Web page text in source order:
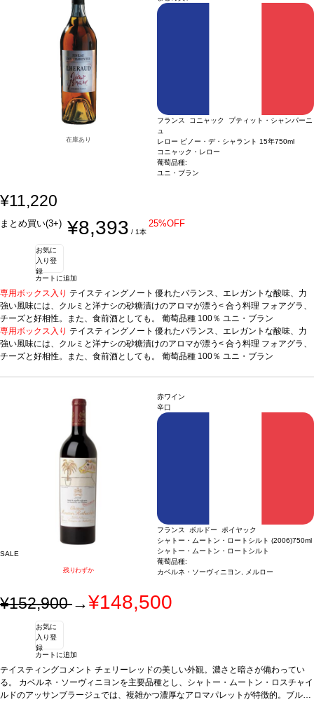
在庫あり
フランス コニャック プティット・シャンパーニ
ュ
レロー ピノー・デ・シャラント 15年750ml
コニャック・レロー
葡萄品種:
ユニ・ブラン
¥11,220
まとめ買い(3+) ¥8,393 / 1本
25%OFF
お気に
入り登
録
カートに追加
専用ボックス入り テイスティングノート優れたバランス、エレガントな酸味、力
強い風味には、クルミと洋ナシの砂糖漬けのアロマが漂う< 合う料理 フォアグラ、
チーズと好相性。また、食前酒としても。 葡萄品種 100％ ユニ・ブラン
専用ボックス入り テイスティングノート優れたバランス、エレガントな酸味、力
強い風味には、クルミと洋ナシの砂糖漬けのアロマが漂う< 合う料理 フォアグラ、
チーズと好相性。また、食前酒としても。 葡萄品種 100％ ユニ・ブラン
SALE
残りわずか
赤ワイン
辛口
フランス ボルドー ポイヤック
シャトー・ムートン・ロートシルト (2006)750ml
シャトー・ムートン・ロートシルト
葡萄品種:
カベルネ・ソーヴィニヨン, メルロー
¥152,900→¥148,500
お気に
入り登
録
カートに追加
テイスティングコメント チェリーレッドの美しい外観。濃さと暗さが備わってい
る。 カベルネ・ソーヴィニヨンを主要品種とし、シャトー・ムートン・ロスチャイ
ルドのアッサンブラージュでは、複雑かつ濃厚なアロマパレットが特徴的。ブルー